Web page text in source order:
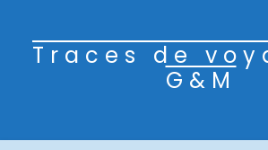
Traces de
G&M